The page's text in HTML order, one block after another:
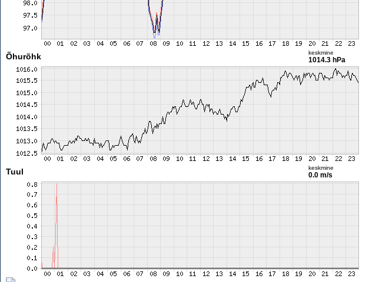
Õhurõhk keskmine
1014.3 hPa
Tuul keskmine
0.0 m/s